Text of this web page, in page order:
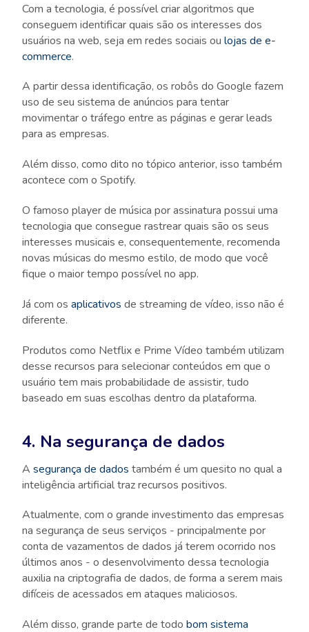
Com a tecnologia, é possível criar algoritmos que
conseguem identificar quais são os interesses dos
usuários na web, seja em redes sociais ou lojas de e-
commerce.
A partir dessa identificação, os robôs do Google fazem
uso de seu sistema de anúncios para tentar
movimentar o tráfego entre as páginas e gerar leads
para as empresas.
Além disso, como dito no tópico anterior, isso também
acontece com o Spotify.
O famoso player de música por assinatura possui uma
tecnologia que consegue rastrear quais são os seus
interesses musicais e, consequentemente, recomenda
novas músicas do mesmo estilo, de modo que você
fique o maior tempo possível no app.
Já com os aplicativos de streaming de vídeo, isso não é
diferente.
Produtos como Netflix e Prime Vídeo também utilizam
desse recursos para selecionar conteúdos em que o
usuário tem mais probabilidade de assistir, tudo
baseado em suas escolhas dentro da plataforma.
4. Na segurança de dados
A segurança de dados também é um quesito no qual a
inteligência artificial traz recursos positivos.
Atualmente, com o grande investimento das empresas
na segurança de seus serviços - principalmente por
conta de vazamentos de dados já terem ocorrido nos
últimos anos - o desenvolvimento dessa tecnologia
auxilia na criptografia de dados, de forma a serem mais
difíceis de acessados em ataques maliciosos.
Além disso, grande parte de todo bom sistema